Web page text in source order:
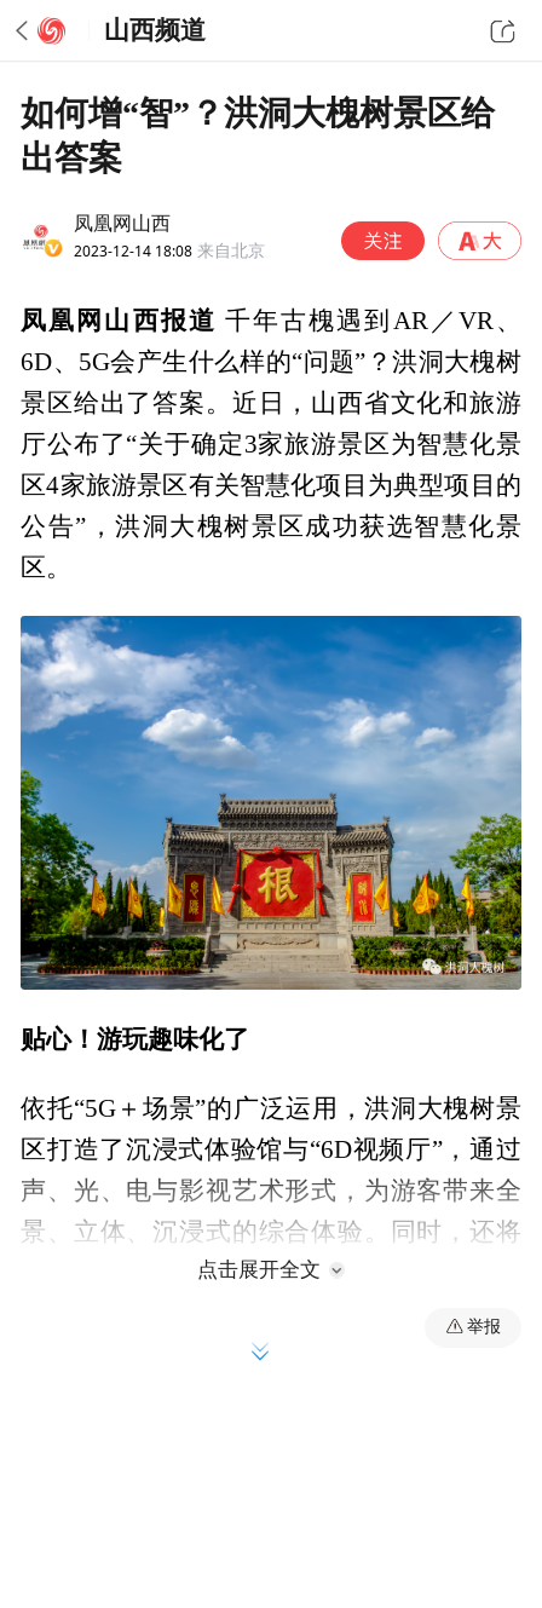
山西频道
如何增“智”？洪洞大槐树景区给
出答案
凤凰网山西
2023-12-14 18:08 来自北京
凤凰网山西报道 千年古槐遇到AR／VR、
6D、5G会产生什么样的“问题”？洪洞大槐树
景区给出了答案。近日，山西省文化和旅游
厅公布了“关于确定3家旅游景区为智慧化景
区4家旅游景区有关智慧化项目为典型项目的
公告”，洪洞大槐树景区成功获选智慧化景
区。
贴心！游玩趣味化了
依托“5G＋场景”的广泛运用，洪洞大槐树景
区打造了沉浸式体验馆与“6D视频厅”，通过
声、光、电与影视艺术形式，为游客带来全
景、立体、沉浸式的综合体验。同时，还将
景区的历史文化借助AR／VR、6D、5G、虚
拟现实等数字技术实现了活态化发展，提升
点击展开全文
举报